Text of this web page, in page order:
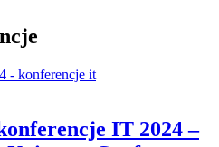
IT 2024 –